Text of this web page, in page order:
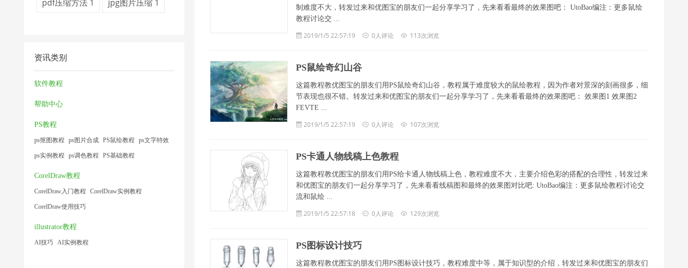
pdf压缩方法 1 jpg图片压缩 1
资讯类别
软件教程
帮助中心
PS教程
ps抠图教程 ps图片合成 PS鼠绘教程 ps文字特效
ps实例教程 ps调色教程 PS基础教程
CorelDraw教程
CorelDraw入门教程 CorelDraw实例教程
CorelDraw使用技巧
illustrator教程
AI技巧 AI实例教程
制难度不大，转发过来和优图宝的朋友们一起分享学习了，先来看看最终的效果图吧： UtoBao编注：更多鼠绘
教程讨论交 ...
2019/1/5 22:57:19 0人评论 113次浏览
PS鼠绘奇幻山谷
这篇教程教优图宝的朋友们用PS鼠绘奇幻山谷，教程属于难度较大的鼠绘教程，因为作者对景深的刻画很多，细
节表现也很不错。转发过来和优图宝的朋友们一起分享学习了，先来看看最终的效果图吧： 效果图1 效果图2
FEVTE ...
2019/1/5 22:57:19 0人评论 107次浏览
PS卡通人物线稿上色教程
这篇教程教优图宝的朋友们用PS给卡通人物线稿上色，教程难度不大，主要介绍色彩的搭配的合理性，转发过来
和优图宝的朋友们一起分享学习了，先来看看线稿图和最终的效果图对比吧: UtoBao编注：更多鼠绘教程讨论交
流和鼠绘 ...
2019/1/5 22:57:18 0人评论 129次浏览
PS图标设计技巧
这篇教程教优图宝的朋友们用PS图标设计技巧，教程难度中等，属于知识型的介绍，转发过来和优图宝的朋友们